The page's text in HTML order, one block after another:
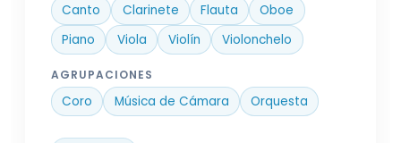
Canto Clarinete Flauta
Oboe
Piano
Viola Violín Violonchelo
AGRUPACIONES
Coro Música de Cámara Orquesta